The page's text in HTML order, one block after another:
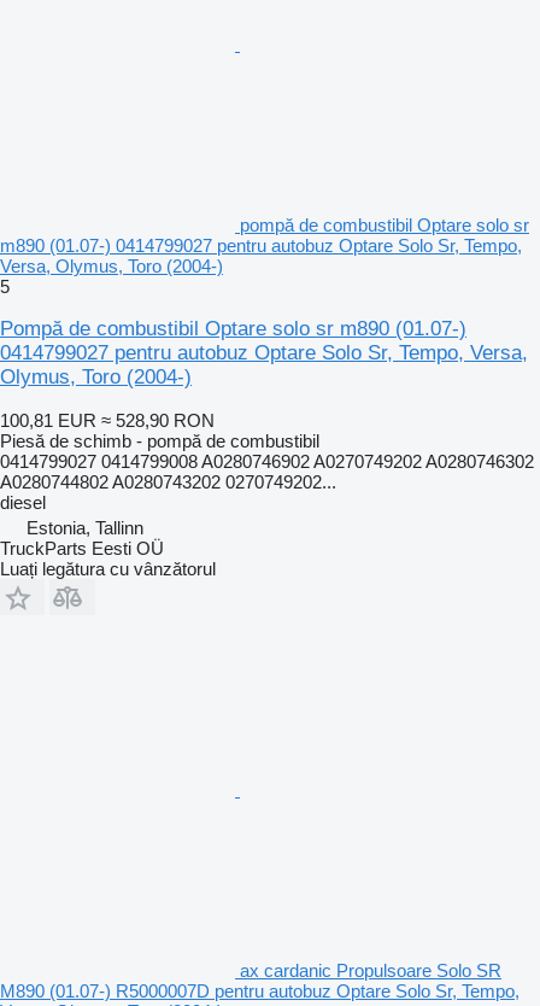
pompă de combustibil Optare solo sr
m890 (01.07-) 0414799027 pentru autobuz Optare Solo Sr, Tempo,
Versa, Olymus, Toro (2004-)
5
Pompă de combustibil Optare solo sr m890 (01.07-)
0414799027 pentru autobuz Optare Solo Sr, Tempo, Versa,
Olymus, Toro (2004-)
100,81 EUR ≈ 528,90 RON
Piesă de schimb - pompă de combustibil
0414799027 0414799008 A0280746902 A0270749202 A0280746302
A0280744802 A0280743202 0270749202...
diesel
Estonia, Tallinn
TruckParts Eesti OÜ
Luați legătura cu vânzătorul
ax cardanic Propulsoare Solo SR
M890 (01.07-) R5000007D pentru autobuz Optare Solo Sr, Tempo,